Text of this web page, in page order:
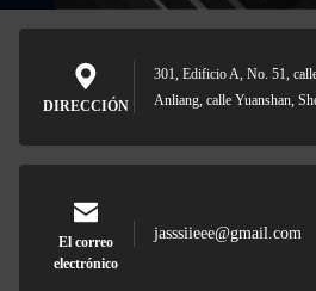
DIRECCIÓN
301, Edificio A, No. 51,
Anliang, calle Yuanshan,
El correo
electrónico
jasssiieee@gmail.com